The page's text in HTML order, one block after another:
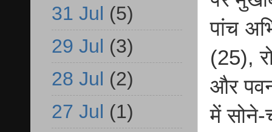
पांच
(25),
और
में
31 Jul (5)
29 Jul (3)
28 Jul (2)
27 Jul (1)